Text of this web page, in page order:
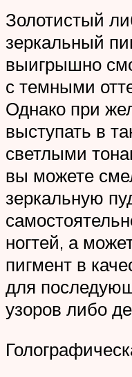
Золотистый
зеркальный
выигрышно
с темными
Однако при
выступать в
светлыми
вы можете
зеркальную
ногтей, а
пигмент в
для
узоров либо